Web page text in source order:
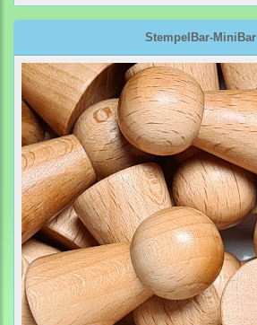
StempelBar-MiniBar